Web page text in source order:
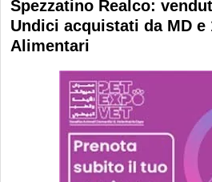
Spezzatino Realco:
Undici acquistati da MD e
Alimentari